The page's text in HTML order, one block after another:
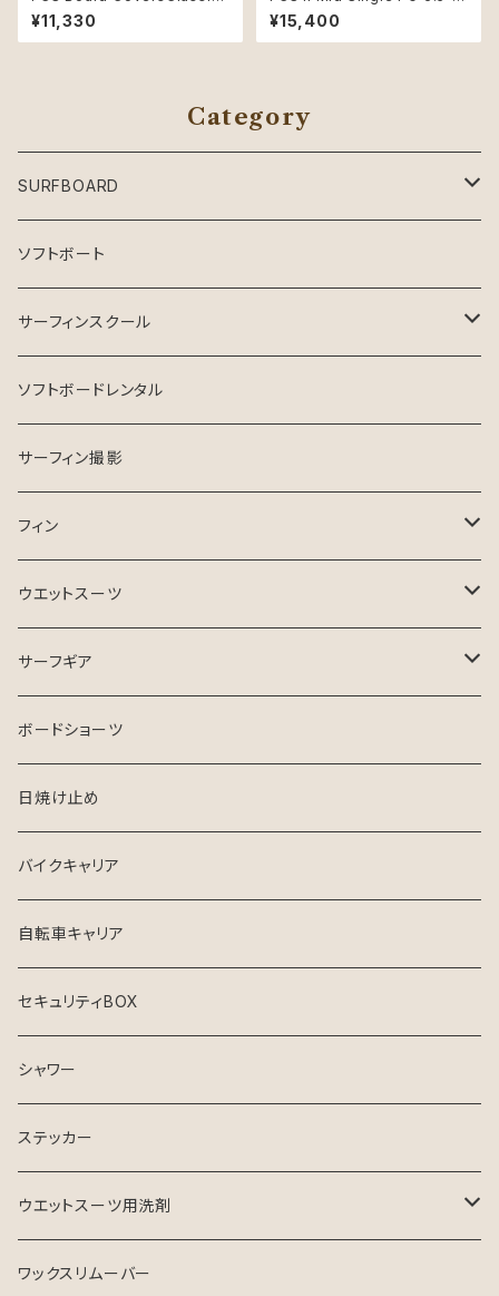
Cover Shortboard 6'0"Alpi
ne
¥11,330
Natural/Alpine
¥15,400
Category
SURFBOARD
Crystal Dreams SURFBOARD
INSPIRE SURFBOARD
USEDサーフボード
ESSENCE SURFBOARD
ASB SURfBOARD
ソフトボート
サーフィンスクール
マンツーマン
サーフガイド
ソフトボードレンタル
サーフィン撮影
フィン
FCS Ⅱ
FinsOut
フューチャータブ
ウエットスーツ
HURLEY ウエットスーツ
2024 SPRING SUMMER
BGZウエットスーツ
USED ウエットスーツ
VISSLA
サーフギア
リーシュコード
FCS
クリエイチャーズ
デッキパッチ
サーフボードケース
ボードショーツ
日焼け止め
バイクキャリア
自転車キャリア
セキュリティBOX
シャワー
ステッカー
ウエットスーツ用洗剤
シャンプー
ワックスリムーバー